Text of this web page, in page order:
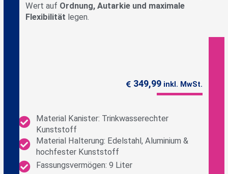
Wert auf Ordnung, Autarkie und maximale
Flexibilität legen.
349,99 inkl. MwSt.
Material Kanister: Trinkwasserechter
Kunststoff
Material Halterung: Edelstahl, Aluminium &
hochfester Kunststoff
Fassungsvermögen: 9 Liter